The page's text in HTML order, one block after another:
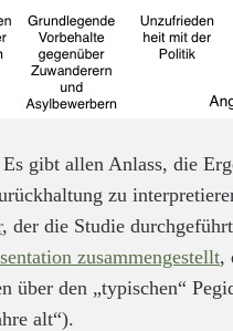
gibt allen Anlass, die
zu
, der die Studie
zusammengestellt,
über den „typischen“
alt“).